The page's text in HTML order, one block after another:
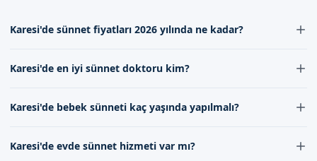
Karesi'de sünnet fiyatları 2026 yılında ne kadar?
hizmetin kalitesine göre değişiklik göstermektedir.
Karesi'de en iyi sünnet doktoru kim?
deneyimli kadromuz tarafından sağlanan hizmetlerden
Karesi'de bebek sünneti kaç yaşında yapılmalı?
yapılmaktadır, ancak her çocuğun durumu farklı olabilir.
Karesi'de evde sünnet hizmeti var mı?